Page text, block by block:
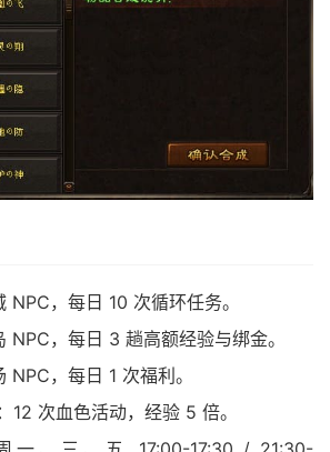
NPC，每日 10 次循环任务。
NPC，每日 3 趟高额经验与绑金。
NPC，每日 1 次福利。
12 次血色活动，经验 5 倍。